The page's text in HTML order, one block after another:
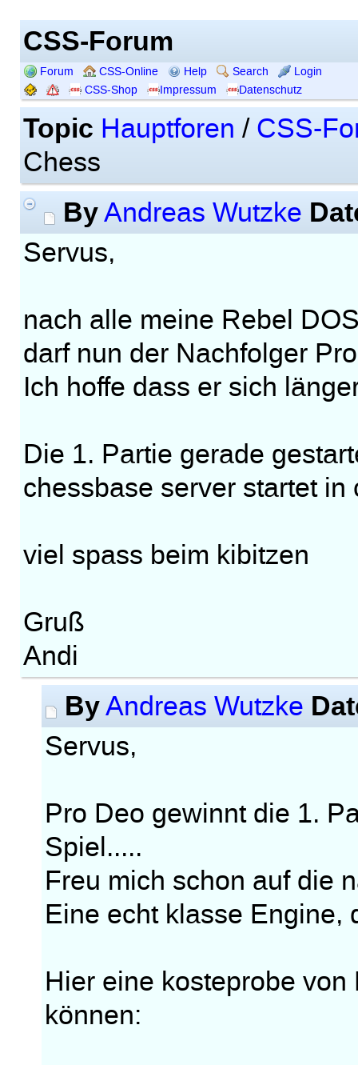
CSS-Forum
Forum CSS-Online Help Search
Login
CSS-Shop
Impressum Datenschutz
Topic Hauptforen / CSS-
Chess
ByAndreas Wutzke
Servus,
nach alle meine Rebel
darf nun der Nachfolger
Ich hoffe dass er sich
Die 1. Partie gerade
chessbase server startet in
viel spass beim kibitzen
Gruß
Andi
ByAndreas Wutzke
Servus,
Pro Deo gewinnt die 1.
Spiel.....
Freu mich schon auf die
Eine echt klasse Engine,
Hier eine kosteprobe
können: